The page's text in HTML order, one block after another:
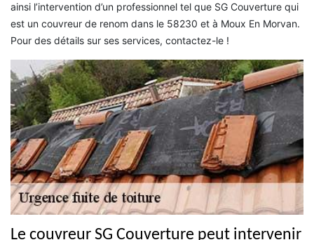
ainsi l’intervention d’un professionnel tel que SG Couverture qui
est un couvreur de renom dans le 58230 et à Moux En Morvan.
Pour des détails sur ses services, contactez-le !
Le couvreur SG Couverture peut intervenir